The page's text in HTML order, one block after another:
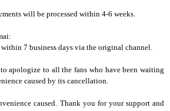
will be processed within 4-6 weeks.
7 business days via the original channel.
apologize to all the fans who have been waiting
caused by its cancellation.
caused. Thank you for your support and